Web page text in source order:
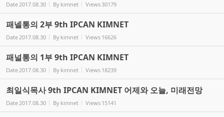
Date2017.08.30 By kimnet Views30179
패넬통의 2부 9th IPCAN KIMNET
Date2017.08.30 By kimnet Views 16626
패널통의 1부 9th IPCAN KIMNET
Date2017.08.30 By kimnet Views 18239
최일식목사 9th IPCAN KIMNET 어제와 오늘, 미래전망
Date2017.08.30 By kimnet Views 15141